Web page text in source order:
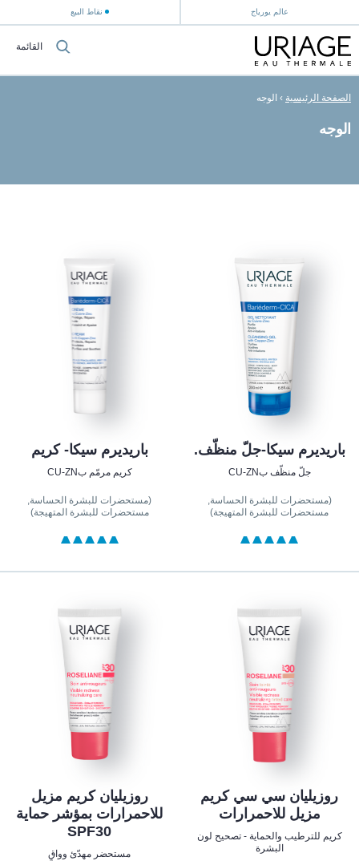
عالم يورياج نقاط البيع
القائمة
الصفحة الرئيسية › الوجه
الوجه
باريديرم سيكا-جلّ منظّف.
جلّ منظّف بCU-ZN
(مستحضرات للبشرة الحساسة,
مستحضرات للبشرة المتهيجة)
باريديرم سيكا- كريم
كريم مرمّم بCU-ZN
(مستحضرات للبشرة الحساسة,
مستحضرات للبشرة المتهيجة)
روزيليان سي سي كريم
مزيل للاحمرارات
كريم للترطيب والحماية - تصحيح لون
البشرة
روزيليان كريم مزيل
للاحمرارات بمؤشر حماية
SPF30
مستحضر مهدّئ وواقٍ